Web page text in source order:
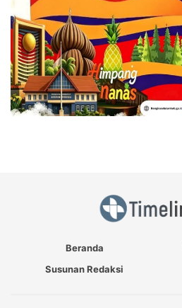
Beranda
Susunan Redaksi